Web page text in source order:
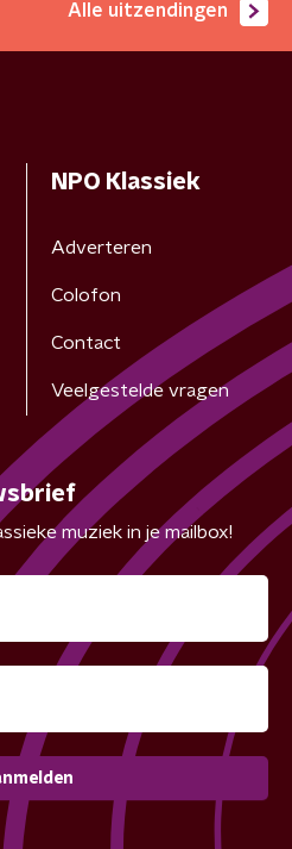
Alle uitzendingen
NPO Klassiek
Adverteren
Colofon
Contact
Veelgestelde vragen
muziek in je mailbox!